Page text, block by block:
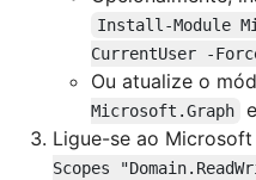
Install-Module
CurrentUser -
Ou atualize o
Microsoft.Graph
Ligue-se ao Microsoft
Scopes